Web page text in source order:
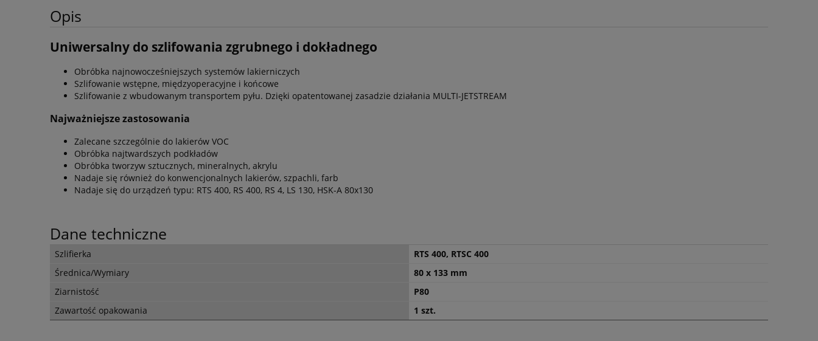
Opis
Uniwersalny do szlifowania zgrubnego i dokładnego
Obróbka najnowocześniejszych systemów lakierniczych
Szlifowanie wstępne, międzyoperacyjne i końcowe
Szlifowanie z wbudowanym transportem pyłu. Dzięki opatentowanej zasadzie działania MULTI-JETSTREAM
Najważniejsze zastosowania
Zalecane szczególnie do lakierów VOC
Obróbka najtwardszych podkładów
Obróbka tworzyw sztucznych, mineralnych, akrylu
Nadaje się również do konwencjonalnych lakierów, szpachli, farb
Nadaje się do urządzeń typu: RTS 400, RS 400, RS 4, LS 130, HSK-A 80x130
Dane techniczne
Szlifierka
RTS 400, RTSC 400
Średnica/Wymiary
80 x 133 mm
Ziarnistość
P80
Zawartość opakowania
1 szt.